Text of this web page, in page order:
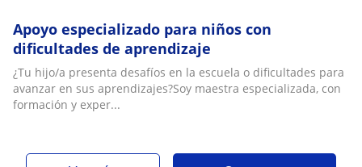
Apoyo especializado para niños con
dificultades de aprendizaje
¿Tu hijo/a presenta desafíos en la escuela o dificultades para
avanzar en sus aprendizajes?Soy maestra especializada, con
formación y exper...